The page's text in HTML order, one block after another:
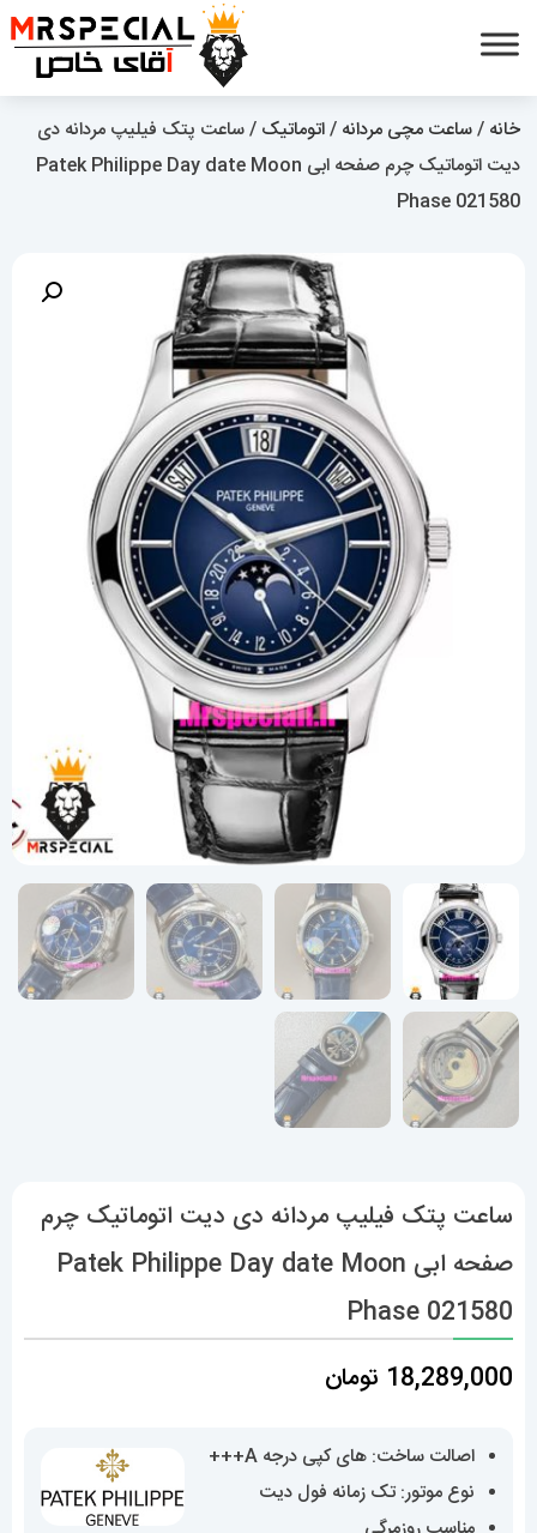
خانه /ساعت مچی مردانه /اتوماتیک / ساعت پتک فیلیپ مردانه دی
دیت اتوماتیک چرم صفحه ابی Patek Philippe Day date Moon
Phase 021580
ساعت پتک فیلیپ مردانه دی دیت اتوماتیک چرم
صفحه ابی Patek Philippe Day date Moon
Phase 021580
18,289,000 تومان
اصالت ساخت: های کپی درجه A+++
نوع موتور: تک زمانه فول دیت